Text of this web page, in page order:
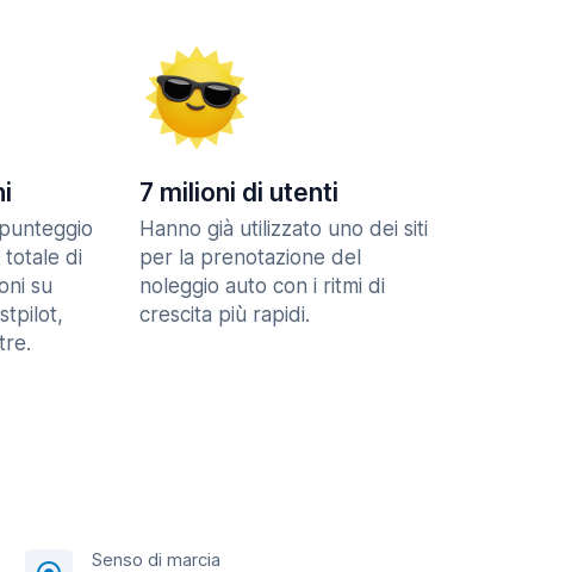
totale di
su
7 milioni di utenti
Hanno già utilizzato uno dei siti
per la prenotazione del
noleggio auto con i ritmi di
crescita più rapidi.
Senso di marcia